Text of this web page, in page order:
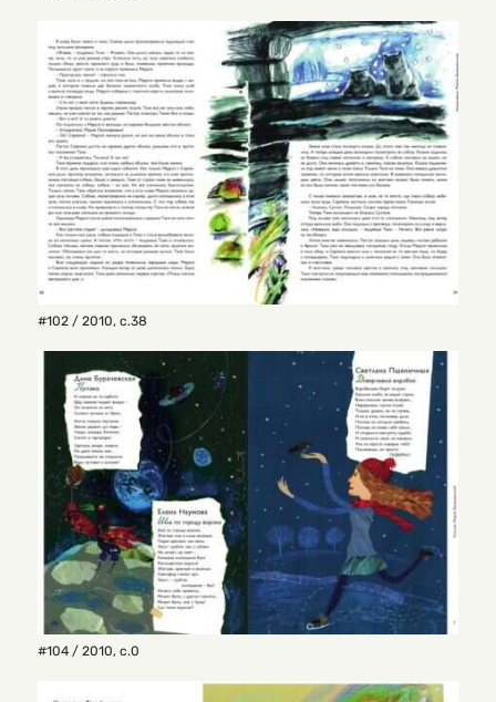
#102 / 2010, с.38
#104 / 2010, с.0